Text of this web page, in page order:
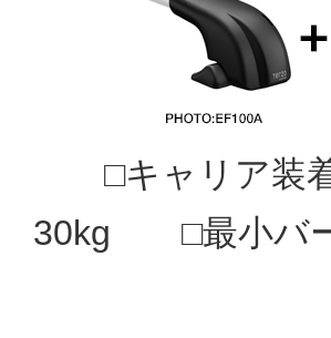
□キャリア装
30kg □最小バー